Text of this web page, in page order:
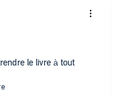
le livre à tout